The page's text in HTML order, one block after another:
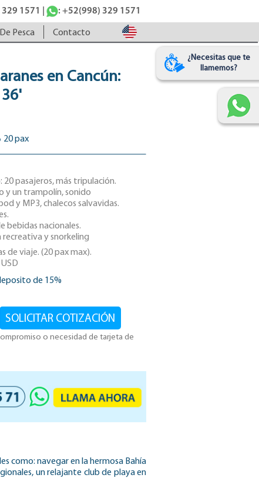
¿Necesitas que te
llamemos?
1571 | : +52(998) 329 1571
Pesca Contacto
en Cancún:
20 pax
pasajeros, más tripulación.
y un trampolín, sonido
y MP3, chalecos salvavidas.
bebidas nacionales.
recreativa y snorkeling
de viaje. (20 pax max).
de 15%
SOLICITAR COTIZACIÓN
o necesidad de tarjeta de
como: navegar en la hermosa Bahía
un relajante club de playa en